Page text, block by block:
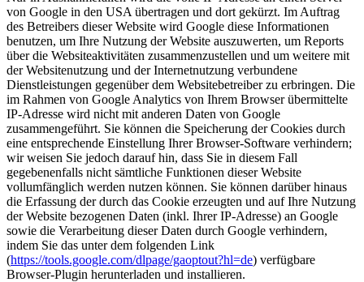
von Google in den USA übertragen und dort gekürzt. Im Auftrag
des Betreibers dieser Website wird Google diese Informationen
benutzen, um Ihre Nutzung der Website auszuwerten, um Reports
über die Websiteaktivitäten zusammenzustellen und um weitere mit
der Websitenutzung und der Internetnutzung verbundene
Dienstleistungen gegenüber dem Websitebetreiber zu erbringen. Die
im Rahmen von Google Analytics von Ihrem Browser übermittelte
IP-Adresse wird nicht mit anderen Daten von Google
zusammengeführt. Sie können die Speicherung der Cookies durch
eine entsprechende Einstellung Ihrer Browser-Software verhindern;
wir weisen Sie jedoch darauf hin, dass Sie in diesem Fall
gegebenenfalls nicht sämtliche Funktionen dieser Website
vollumfänglich werden nutzen können. Sie können darüber hinaus
die Erfassung der durch das Cookie erzeugten und auf Ihre Nutzung
der Website bezogenen Daten (inkl. Ihrer IP-Adresse) an Google
sowie die Verarbeitung dieser Daten durch Google verhindern,
indem Sie das unter dem folgenden Link
(https://tools.google.com/dlpage/gaoptout?hl=de) verfügbare
Browser-Plugin herunterladen und installieren.